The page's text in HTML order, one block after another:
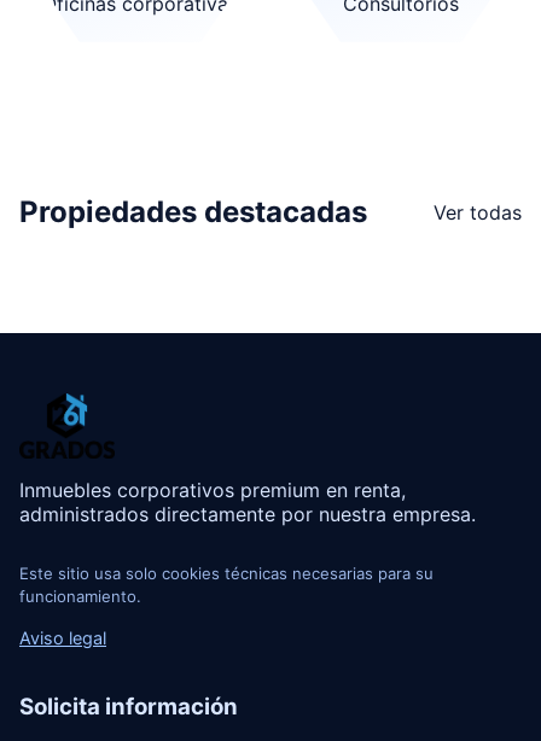
Propiedades destacadas Ver todas
Inmuebles corporativos premium en renta,
administrados directamente por nuestra empresa.
Este sitio usa solo cookies técnicas necesarias para su
funcionamiento.
Aviso legal
Solicita información